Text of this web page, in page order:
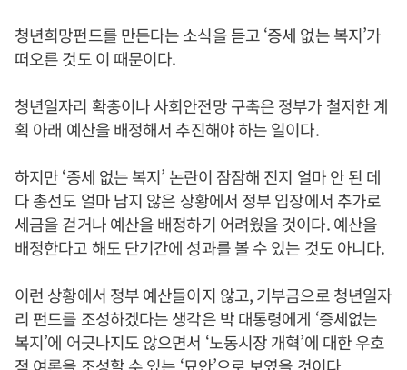
청년희망펀드를 만든다는 소식을 듣고 ‘증세 없는 복지’가
떠오른 것도 이 때문이다.
청년일자리 확충이나 사회안전망 구축은 정부가 철저한 계
획 아래 예산을 배정해서 추진해야 하는 일이다.
하지만 ‘증세 없는 복지’ 논란이 잠잠해 진지 얼마 안 된 데
다 총선도 얼마 남지 않은 상황에서 정부 입장에서 추가로
세금을 걷거나 예산을 배정하기 어려웠을 것이다. 예산을
배정한다고 해도 단기간에 성과를 볼 수 있는 것도 아니다.
이런 상황에서 정부 예산들이지 않고, 기부금으로 청년일자
리 펀드를 조성하겠다는 생각은 박 대통령에게 ‘증세없는
복지’에 어긋나지도 않으면서 ‘노동시장 개혁’에 대한 우호